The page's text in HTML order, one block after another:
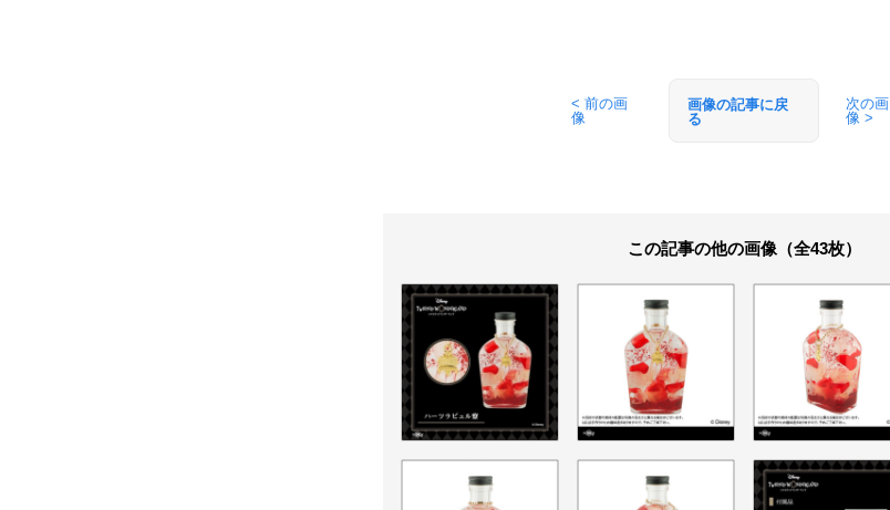
< 前の画
像
画像の記事に戻
る
次の画
像 >
この記事の他の画像（全43枚）